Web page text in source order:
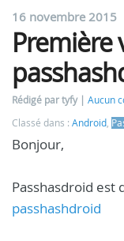
16 novembre 2015
Première
Rédigé par tyfy
Aucun
Classé dans : Android,
Bonjour,
Passhasdroid est
passhashdroid